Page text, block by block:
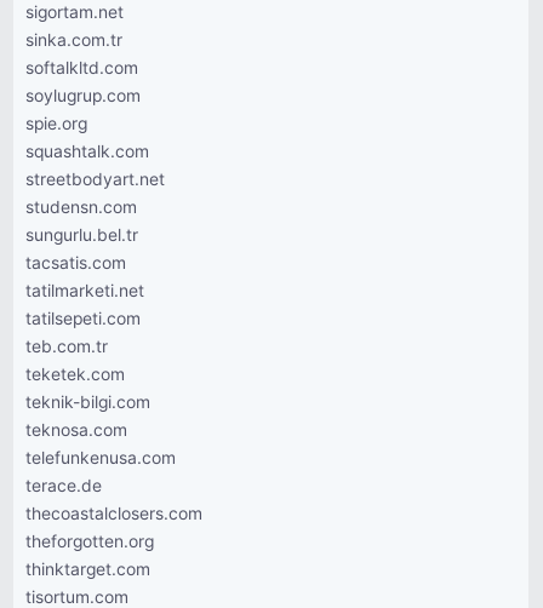
sigortam.net
sinka.com.tr
softalkltd.com
soylugrup.com
spie.org
squashtalk.com
streetbodyart.net
studensn.com
sungurlu.bel.tr
tacsatis.com
tatilmarketi.net
tatilsepeti.com
teb.com.tr
teketek.com
teknik-bilgi.com
teknosa.com
telefunkenusa.com
terace.de
thecoastalclosers.com
theforgotten.org
thinktarget.com
tisortum.com